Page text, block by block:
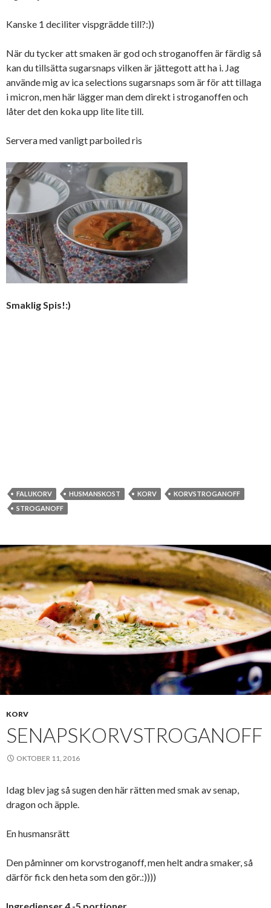
Kanske 1 deciliter vispgrädde till?:))
När du tycker att smaken är god och stroganoffen är färdig så
kan du tillsätta sugarsnaps vilken är jättegott att ha i. Jag
använde mig av ica selections sugarsnaps som är för att tillaga
i micron, men här lägger man dem direkt i stroganoffen och
låter det den koka upp lite lite till.
Servera med vanligt parboiled ris
Smaklig Spis!:)
FALUKORV HUSMANSKOST KORV
KORVSTROGANOFF
STROGANOFF
KORV
SENAPSKORVSTROGANOFF
OKTOBER 11, 2016
Idag blev jag så sugen den här rätten med smak av senap,
dragon och äpple.
En husmansrätt
Den påminner om korvstroganoff, men helt andra smaker, så
därför fick den heta som den gör.:))))